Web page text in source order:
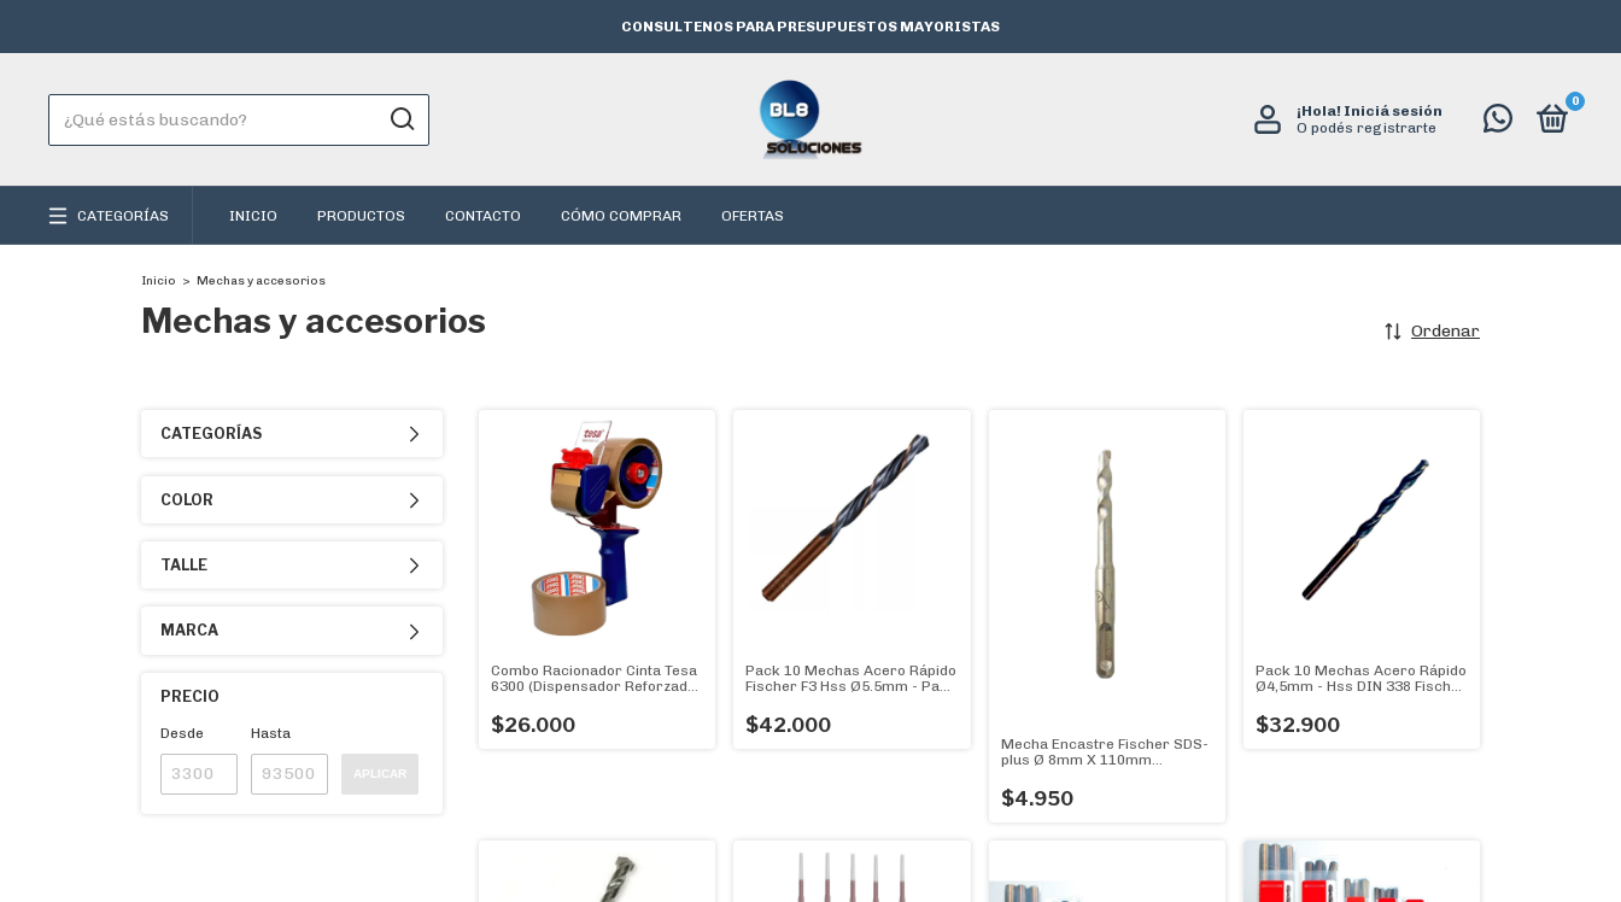
CONSULTENOS PARA PRESUPUESTOS MAYORISTAS
¡Hola! Iniciá sesión
O podés registrarte
0
CATEGORÍAS INICIO PRODUCTOS CONTACTO CÓMO COMPRAR OFERTAS
Inicio > Mechas y accesorios
Mechas y accesorios Ordenar
CATEGORÍAS
COLOR
TALLE
MARCA
PRECIO
Desde Hasta
APLICAR
Combo Racionador Cinta Tesa
6300 (Dispensador Reforzado)
Marrón 48mmx40m
$26.000
Pack 10 Mechas Acero Rápido
Fischer F3 Hss Ø5.5mm - Pack
$42.000
Mecha Encastre Fischer SDS-
plus Ø 8mm X 110mm
$4.950
Pack 10 Mechas Acero Rápido
Ø4,5mm - Hss DIN 338 Fischer
$32.900